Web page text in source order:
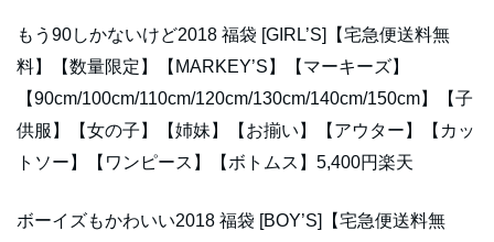
もう90しかないけど2018 福袋 [GIRL’S]【宅急便送料無
料】【数量限定】【MARKEY’S】【マーキーズ】
【90cm/100cm/110cm/120cm/130cm/140cm/150cm】【子
供服】【女の子】【姉妹】【お揃い】【アウター】【カッ
トソー】【ワンピース】【ボトムス】5,400円楽天
ボーイズもかわいい2018 福袋 [BOY’S]【宅急便送料無